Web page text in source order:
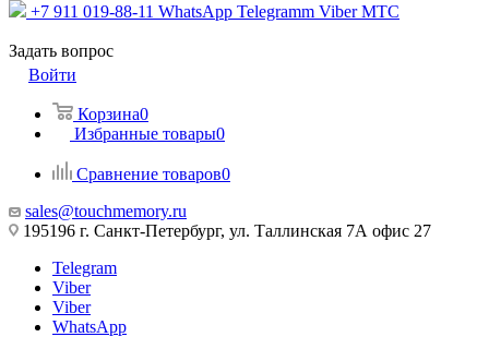
+7 911 019-88-11 WhatsApp Telegramm Viber МТС
Задать вопрос
Войти
Корзина0
Избранные товары0
Сравнение товаров0
sales@touchmemory.ru
195196 г. Санкт-Петербург, ул. Таллинская 7А офис 27
Telegram
Viber
Viber
WhatsApp